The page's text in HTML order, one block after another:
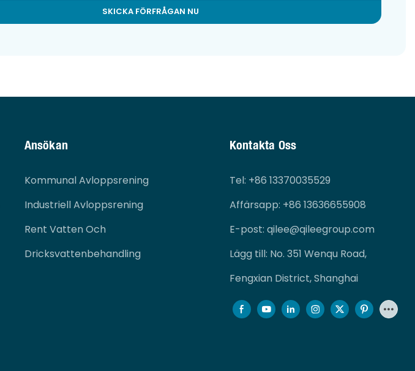
SKICKA FÖRFRÅGAN NU
Ansökan
Kommunal Avloppsrening
Industriell Avloppsrening
Rent Vatten Och
Dricksvattenbehandling
Kontakta Oss
Tel: +86 13370035529
Affärsapp: +86 13636655908
E-post: qilee@qileegroup.com
Lägg till: No. 351 Wenqu Road,
Fengxian District, Shanghai